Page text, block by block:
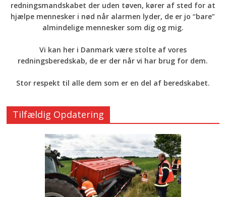
redningsmandskabet der uden tøven, kører af sted for at
hjælpe mennesker i nød når alarmen lyder, de er jo “bare”
almindelige mennesker som dig og mig.
Vi kan her i Danmark være stolte af vores
redningsberedskab, de er der når vi har brug for dem.
Stor respekt til alle dem som er en del af beredskabet.
Tilfældig Opdatering